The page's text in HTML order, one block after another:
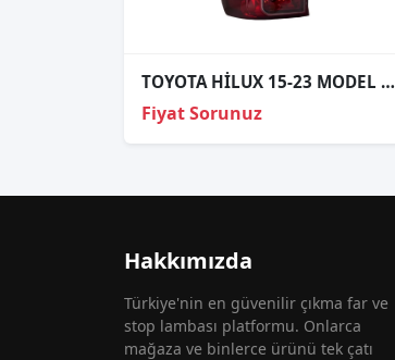
TOYOTA HİLUX 15-23 MODEL LEDSİZ TİP SOL STOP 81550-0K260
Fiyat Sorunuz
Hakkımızda
Türkiye'nin en güvenilir çıkma far ve
stop lambası platformu. Onlarca
mağaza ve binlerce ürünü tek çatı